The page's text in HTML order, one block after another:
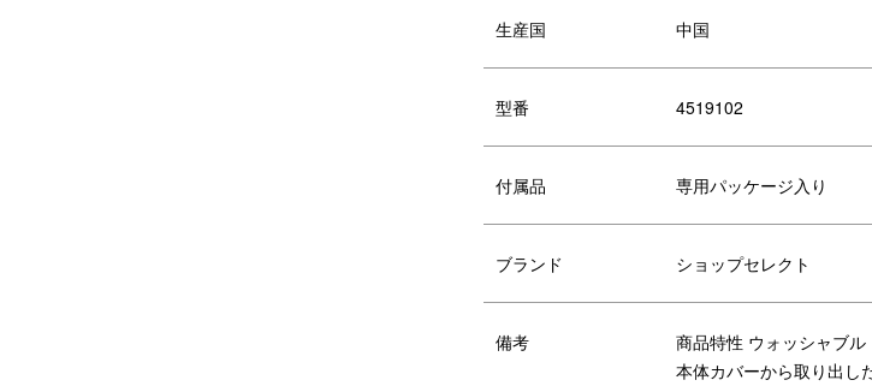
取り出した保温剤を耐熱皿にのせて、レンジでチンして使います。
くまのカバーは手洗いも可能。 清潔に、繰り返し使うことができるエコなア
生産国 中国
型番 4519102
付属品 専用パッケージ入り
ブランド ショップセレクト
備考
商品特性 ウォッシャブル
本体カバーから取り出し